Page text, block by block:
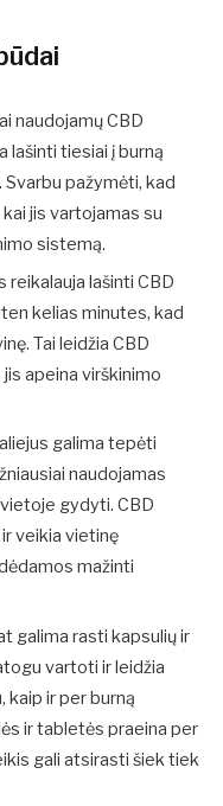
naudojamų CBD
lašinti tiesiai į burną
pažymėti, kad
jis vartojamas su
sistemą.
reikalauja lašinti CBD
kelias minutes, kad
Tai leidžia CBD
apeina virškinimo
galima tepėti
naudojamas
gydyti. CBD
veikia vietinę
mažinti
galima rasti kapsulių ir
vartoti ir leidžia
kaip ir per burną
ir tabletės praeina per
gali atsirasti šiek tiek